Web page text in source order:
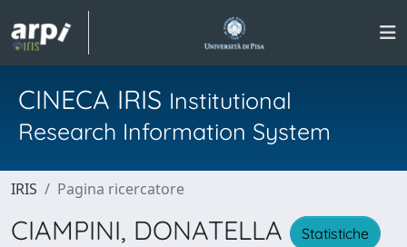
CINECA IRIS Institutional
Research Information System
IRIS Pagina ricercatore
CIAMPINI, DONATELLA Statistiche